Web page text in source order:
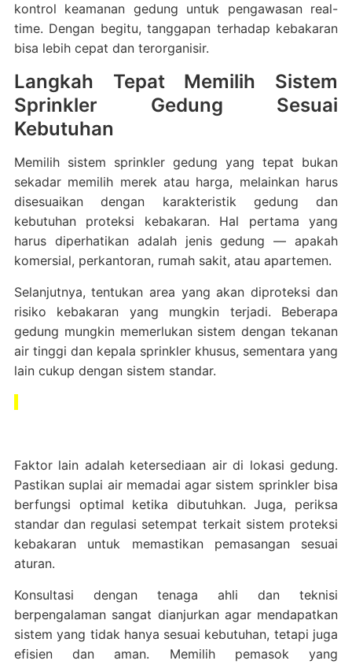
kontrol keamanan gedung untuk pengawasan real-
time. Dengan begitu, tanggapan terhadap kebakaran
bisa lebih cepat dan terorganisir.
Langkah Tepat Memilih Sistem
Sprinkler Gedung Sesuai
Kebutuhan
Memilih sistem sprinkler gedung yang tepat bukan
sekadar memilih merek atau harga, melainkan harus
disesuaikan dengan karakteristik gedung dan
kebutuhan proteksi kebakaran. Hal pertama yang
harus diperhatikan adalah jenis gedung — apakah
komersial, perkantoran, rumah sakit, atau apartemen.
Selanjutnya, tentukan area yang akan diproteksi dan
risiko kebakaran yang mungkin terjadi. Beberapa
gedung mungkin memerlukan sistem dengan tekanan
air tinggi dan kepala sprinkler khusus, sementara yang
lain cukup dengan sistem standar.
Faktor lain adalah ketersediaan air di lokasi gedung.
Pastikan suplai air memadai agar sistem sprinkler bisa
berfungsi optimal ketika dibutuhkan. Juga, periksa
standar dan regulasi setempat terkait sistem proteksi
kebakaran untuk memastikan pemasangan sesuai
aturan.
Konsultasi dengan tenaga ahli dan teknisi
berpengalaman sangat dianjurkan agar mendapatkan
sistem yang tidak hanya sesuai kebutuhan, tetapi juga
efisien dan aman. Memilih pemasok yang